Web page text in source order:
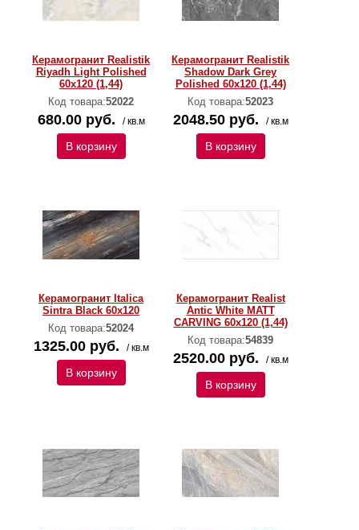
Керамогранит Realistik
Riyadh Light Polished
60x120 (1,44)
Код товара:52022
680.00 руб. / кв.м
В корзину
Керамогранит Realistik
Shadow Dark Grey
Polished 60x120 (1,44)
Код товара:52023
2048.50 руб. / кв.м
В корзину
Керамогранит Italica
Sintra Black 60x120
Код товара:52024
1325.00 руб. / кв.м
В корзину
Керамогранит Realist
Antic White MATT
CARVING 60x120 (1,44)
Код товара:54839
2520.00 руб. / кв.м
В корзину